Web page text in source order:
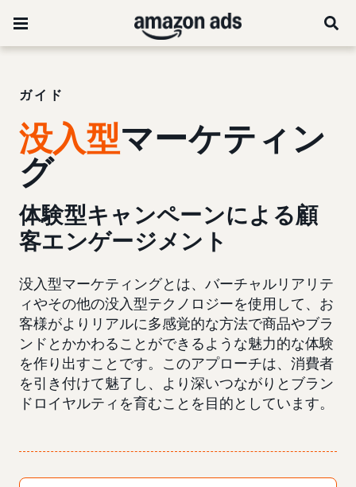
ガイド
没入型マーケティン
グ
体験型キャンペーンによる顧
客エンゲージメント
没入型マーケティングとは、バーチャルリアリテ
ィやその他の没入型テクノロジーを使用して、お
客様がよりリアルに多感覚的な方法で商品やブラ
ンドとかかわることができるような魅力的な体験
を作り出すことです。このアプローチは、消費者
を引き付けて魅了し、より深いつながりとブラン
ドロイヤルティを育むことを目的としています。